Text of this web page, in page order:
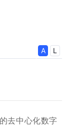
去中心化数字